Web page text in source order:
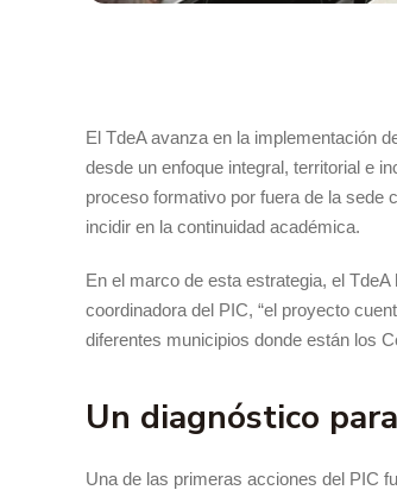
El TdeA avanza en la implementación
desde un enfoque integral, territorial e
proceso formativo por fuera de la sede
incidir en la continuidad académica.
En el marco de esta estrategia, el
coordinadora del PIC, “el proyecto
diferentes municipios donde están los
Un diagnóstico
Una de las primeras acciones del PIC